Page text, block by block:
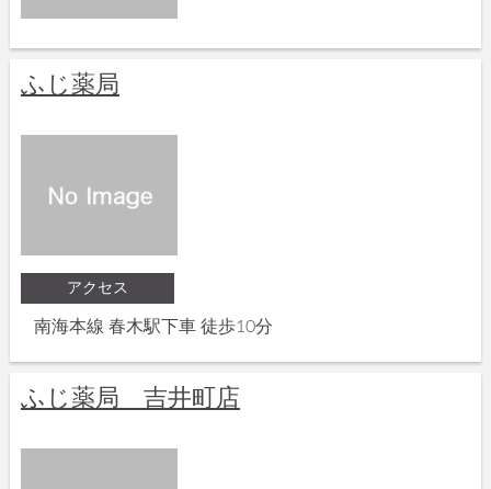
ふじ薬局
アクセス
南海本線 春木駅下車 徒歩10分
ふじ薬局 吉井町店